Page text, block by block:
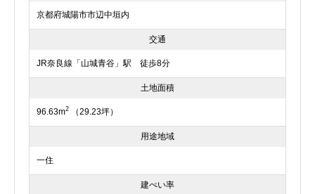
京都府城陽市市辺中垣内
交通
JR奈良線「山城青谷」駅 徒歩8分
土地面積
96.63m2 （29.23坪）
用途地域
一住
建ぺい率